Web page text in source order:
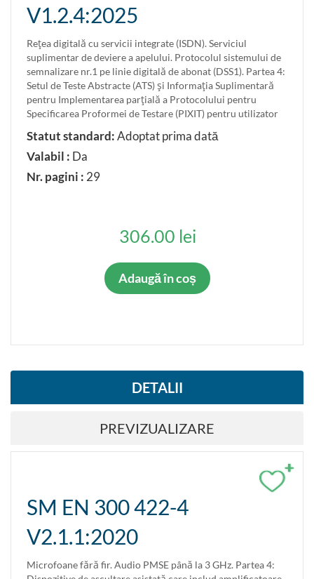
V1.2.4:2025
Reţea digitală cu servicii integrate (ISDN). Serviciul
suplimentar de deviere a apelului. Protocolul sistemului de
semnalizare nr.1 pe linie digitală de abonat (DSS1). Partea 4:
Setul de Teste Abstracte (ATS) şi Informaţia Suplimentară
pentru Implementarea parţială a Protocolului pentru
Specificarea Proformei de Testare (PIXIT) pentru utilizator
Statut standard:Adoptat prima dată
Valabil : Da
Nr. pagini : 29
306.00 lei
Adaugă în coș
DETALII
PREVIZUALIZARE
+
SM EN 300 422-4
V2.1.1:2020
Microfoane fără fir. Audio PMSE până la 3 GHz. Partea 4: